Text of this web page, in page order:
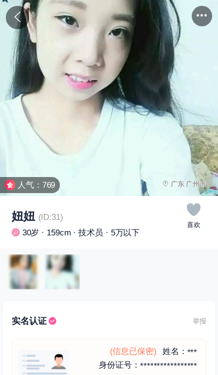
人气：769 广东 广州市
妞妞 (ID:31)
30岁 · 159cm · 技术员 · 5万以下
喜欢
实名认证 举报
(信息已保密) 姓名： ***
身份证号： *****************